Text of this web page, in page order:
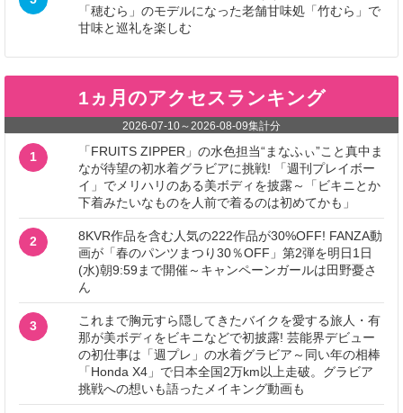
「穂むら」のモデルになった老舗甘味処「竹むら」で
甘味と巡礼を楽しむ
1ヵ月のアクセスランキング
2026-07-10～ 2026-08-09集計分
1
「FRUITS ZIPPER」の水色担当“まなふぃ”こと真中ま
なが待望の初水着グラビアに挑戦! 「週刊プレイボー
イ」でメリハリのある美ボディを披露～「ビキニとか
下着みたいなものを人前で着るのは初めてかも」
2
8KVR作品を含む人気の222作品が30%OFF! FANZA動
画が「春のパンツまつり30％OFF」第2弾を明日1日
(水)朝9:59まで開催～キャンペーンガールは田野憂さ
ん
3
これまで胸元すら隠してきたバイクを愛する旅人・有
那が美ボディをビキニなどで初披露! 芸能界デビュー
の初仕事は「週プレ」の水着グラビア～同い年の相棒
「Honda X4」で日本全国2万km以上走破。グラビア
挑戦への想いも語ったメイキング動画も